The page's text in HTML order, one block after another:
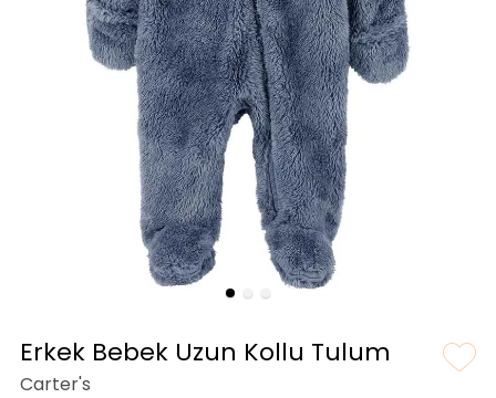
Erkek Bebek Uzun Kollu Tulum
Carter's